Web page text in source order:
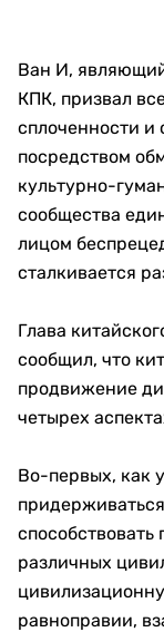
Ван И,
КПК, призвал
сплоченности и
посредством
культурно-
сообщества
лицом
сталкивается
Глава
сообщил, что
продвижение
четырех
Во-первых, как
различных
равноправии,